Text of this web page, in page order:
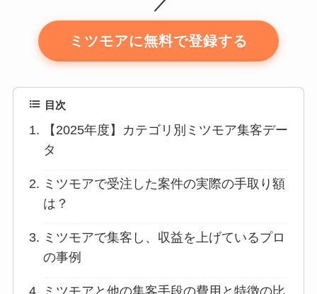
ミツモアに無料で登録する
目次
【2025年度】カテゴリ別ミツモア集客デー
タ
ミツモアで受注した案件の実際の手取り額
は？
ミツモアで集客し、収益を上げているプロ
の事例
ミツモアと他の集客手段の費用と特徴の比